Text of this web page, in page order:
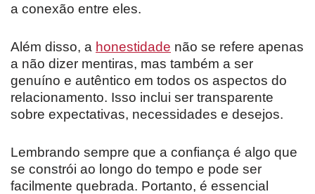
a conexão entre eles.
Além disso, a honestidade não se refere apenas
a não dizer mentiras, mas também a ser
genuíno e autêntico em todos os aspectos do
relacionamento. Isso inclui ser transparente
sobre expectativas, necessidades e desejos.
Lembrando sempre que a confiança é algo que
se constrói ao longo do tempo e pode ser
facilmente quebrada. Portanto, é essencial